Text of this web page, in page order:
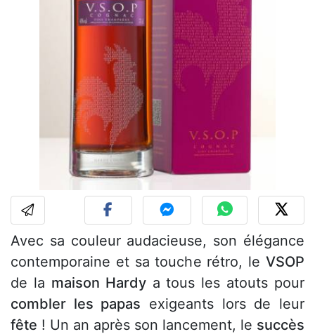
Avec sa couleur audacieuse, son élégance
contemporaine et sa touche rétro, le VSOP
de la maison Hardya tous les atouts pour
combler les papas exigeants lors de leur
fête ! Un an après son lancement, le succès